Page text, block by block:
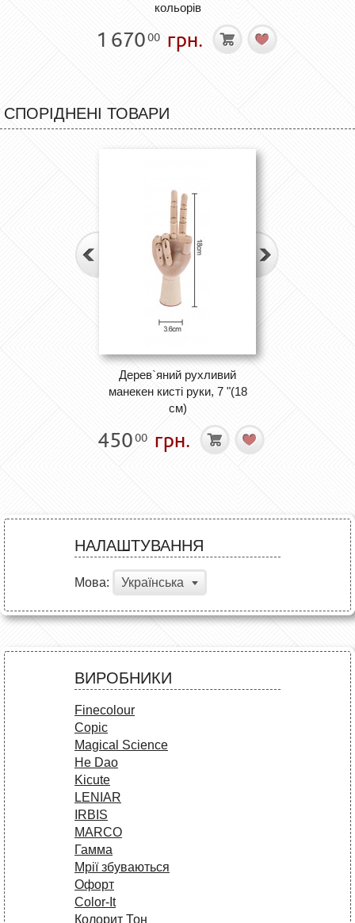
кольорів
1 67000 грн.
СПОРІДНЕНІ ТОВАРИ
Дерев`яний рухливий
манекен кисті руки, 7 "(18
см)
45000 грн.
НАЛАШТУВАННЯ
Мова: Українська
ВИРОБНИКИ
Finecolour
Copic
Magical Science
He Dao
Kicute
LENIAR
IRBIS
MARCO
Гамма
Мрії збуваються
Офорт
Сolor-It
Колорит Тон